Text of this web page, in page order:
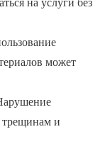
может
трещинам и